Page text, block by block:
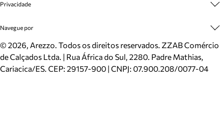
Mapa do Site
Inverno
Mundo Arezzo
Cadastro
Meus Pedidos
Trocas e Devoluções
Cartão Presente
Localizador de lojas
Privacidade
Politica e Privacidade
Navegue por
Sapatos
Bolsas
Scarpins
©2026, Arezzo. Todos os direitos reservados. ZZAB Comércio
de Calçados Ltda. | Rua África do Sul, 2280. Padre Mathias,
Cariacica/ES. CEP: 29157-900 | CNPJ: 07.900.208/0077-04